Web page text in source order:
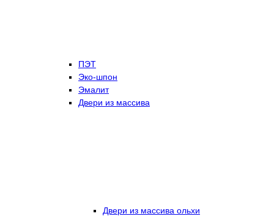
ПЭТ
Эко-шпон
Эмалит
Двери из массива
Двери из массива ольхи